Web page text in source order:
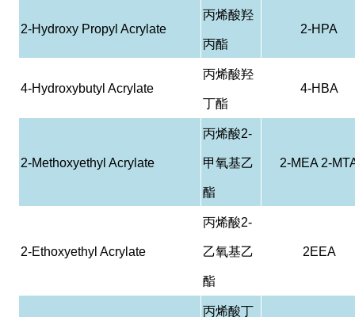
2-Hydroxy Propyl Acrylate
丙烯酸羟
丙酯
2-HPA
4-Hydroxybutyl Acrylate
丙烯酸羟
丁酯
4-HBA
2-Methoxyethyl Acrylate
丙烯酸2-
甲氧基乙
酯
2-MEA 2-
2-Ethoxyethyl Acrylate
丙烯酸2-
乙氧基乙
酯
2EEA
丙烯酸丁